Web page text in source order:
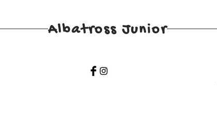
Albatross Junior